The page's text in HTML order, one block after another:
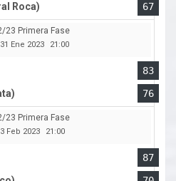
Roca)
67
23 Primera Fase
31 Ene 2023 21:00
83
76
23 Primera Fase
3 Feb 2023 21:00
87